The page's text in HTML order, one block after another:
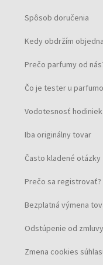
Spôsob doručenia
Kedy obdržím
Prečo parfumy od
Čo je tester u
Vodotesnosť hodiniek
Iba originálny tovar
Často kladené otázky
Prečo sa registrovať?
Bezplatná výmena
Odstúpenie od zmluvy
Zmena cookies